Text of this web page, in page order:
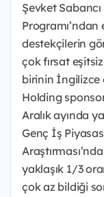
Şevket
destekçilerin
çok fırsat
birinin İngilizce
Holding
Aralık ayında
Genç İş
yaklaşık 1/3
çok az bildiği